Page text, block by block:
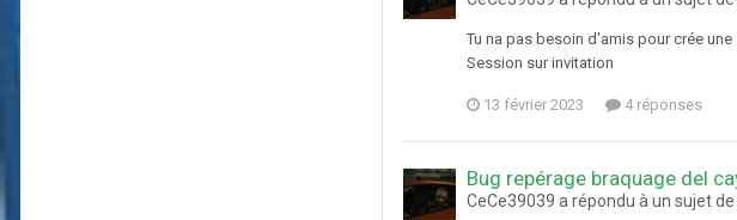
Tu na pas besoin d'amis pour crée
Session sur invitation
13 février 2023 4 réponses
Bug repérage braquage del
CeCe39039 a répondu à un sujet